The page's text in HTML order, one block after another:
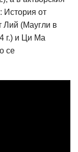
История от
Лий (Маугли в
г.) и Ци Ма
се